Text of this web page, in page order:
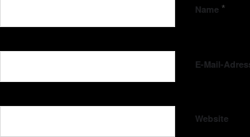
Name *
E-Mail-
Website